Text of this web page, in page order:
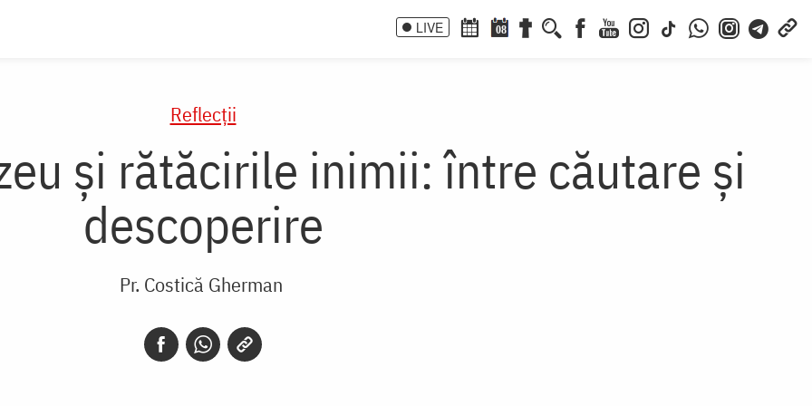
LIVE 08
Reflecții
și rătăcirile inimii: între căutare și
descoperire
Pr. Costică Gherman